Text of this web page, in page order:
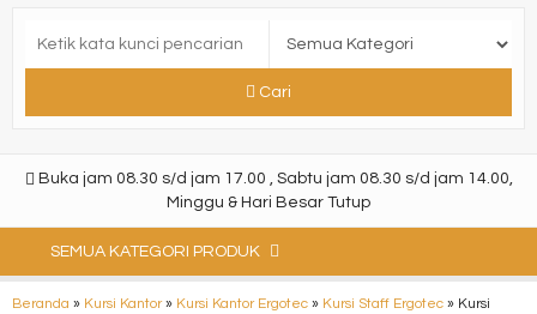
Cari
Buka jam 08.30 s/d jam 17.00 , Sabtu jam 08.30 s/d jam 14.00,
Minggu & Hari Besar Tutup
SEMUA KATEGORI PRODUK
Beranda » Kursi Kantor» Kursi Kantor Ergotec » Kursi Staff Ergotec » Kursi